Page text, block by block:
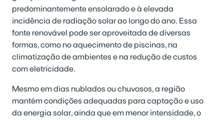
predominantemente ensolarado e à elevada
incidência de radiação solar ao longo do ano. Essa
fonte renovável pode ser aproveitada de diversas
formas, como no aquecimento de piscinas, na
climatização de ambientes e na redução de custos
com eletricidade.
Mesmo em dias nublados ou chuvosos, a região
mantém condições adequadas para captação e uso
da energia solar, ainda que em menor intensidade, o